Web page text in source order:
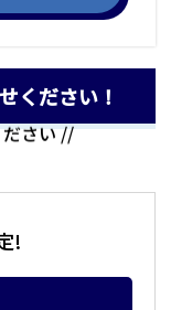
ください！
!